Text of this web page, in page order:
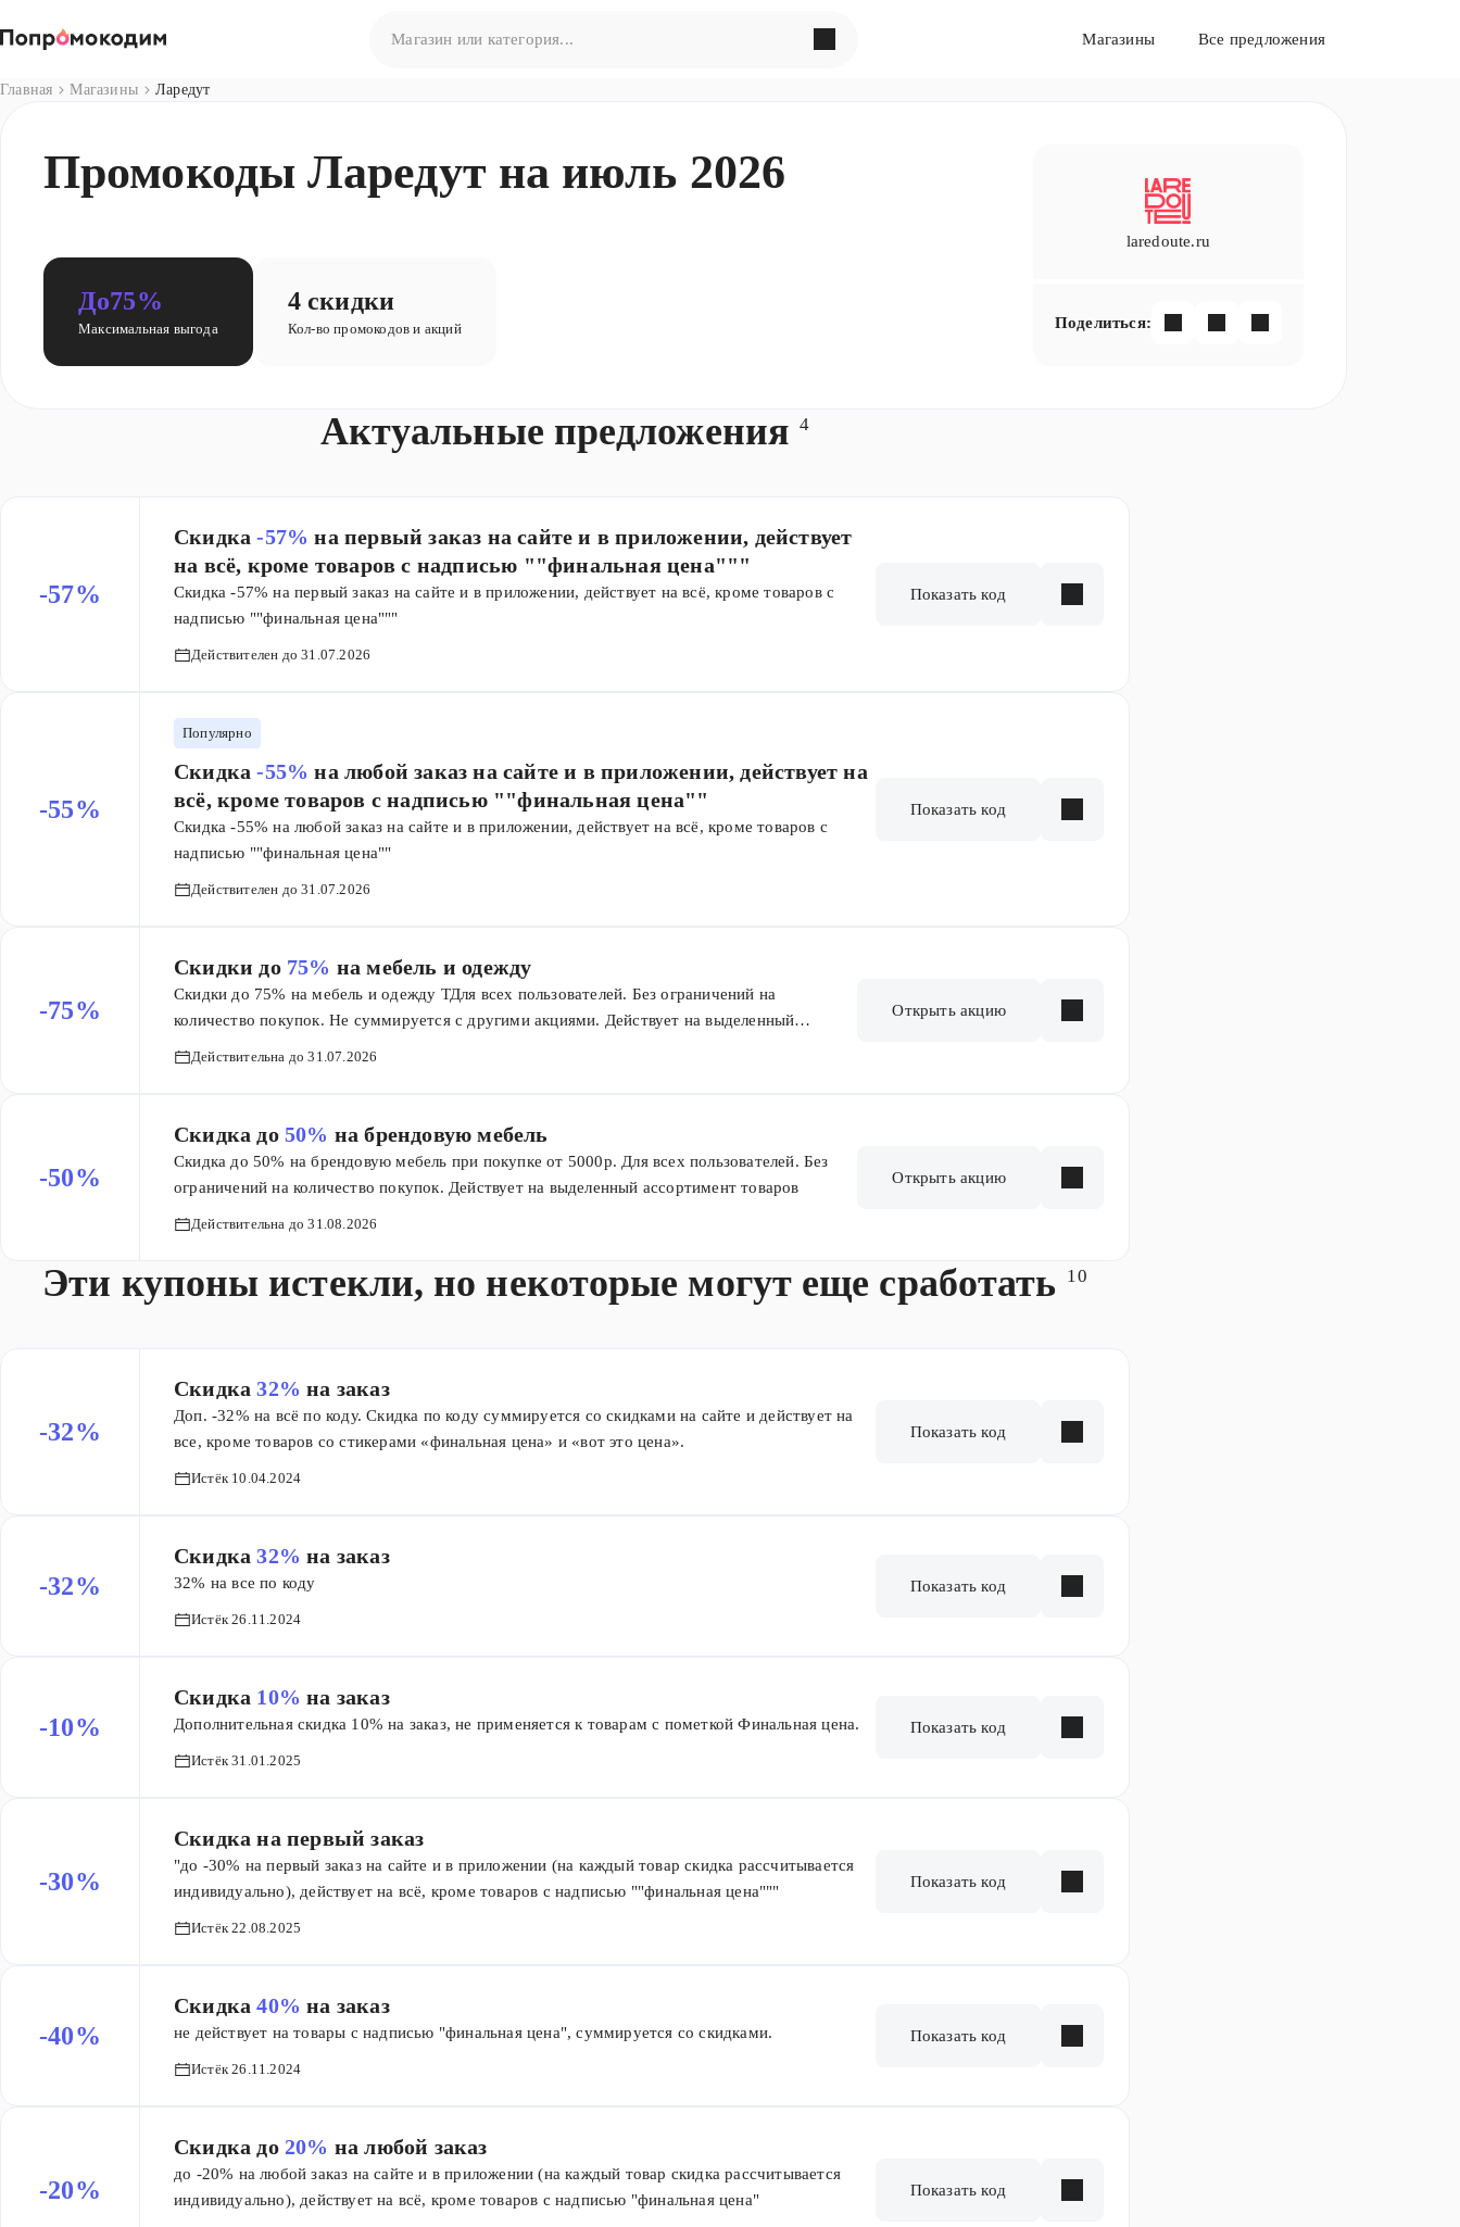
Попробуйте сформулировать запрос по-другому
Магазины Все предложения
Главная Магазины Ларедут
Промокоды Ларедут на июль 2026
До75%
Максимальная выгода
4 скидки
Кол-во промокодов и акций
laredoute.ru
Поделиться:
Актуальные предложения 4
-57%
Скидка-57%на первый заказ на сайте и в приложении, действует
на всё, кроме товаров с надписью ""финальная цена"""
Скидка -57% на первый заказ на сайте и в приложении, действует на всё, кроме товаров с
надписью ""финальная цена"""
Действителен до 31.07.2026
Показать код
-55%
Популярно
Скидка-55%на любой заказ на сайте и в приложении, действует на
всё, кроме товаров с надписью ""финальная цена""
Скидка -55% на любой заказ на сайте и в приложении, действует на всё, кроме товаров с
надписью ""финальная цена""
Действителен до 31.07.2026
Показать код
-75%
Скидки до75% на мебель и одежду
Скидки до 75% на мебель и одежду ТДля всех пользователей. Без ограничений на
количество покупок. Не суммируется с другими акциями. Действует на выделенный
Действительна до 31.07.2026
Открыть акцию
-50%
Скидка до50% на брендовую мебель
Скидка до 50% на брендовую мебель при покупке от 5000р. Для всех пользователей. Без
ограничений на количество покупок. Действует на выделенный ассортимент товаров
Действительна до 31.08.2026
Открыть акцию
Эти купоны истекли, но некоторые могут еще сработать 10
-32%
Скидка 32%на заказ
Доп. -32% на всё по коду. Скидка по коду суммируется со скидками на сайте и действует на
все, кроме товаров со стикерами «финальная цена» и «вот это цена».
Истёк 10.04.2024
Показать код
-32%
Скидка 32%на заказ
32% на все по коду
Истёк 26.11.2024
Показать код
-10%
Скидка 10%на заказ
Дополнительная скидка 10% на заказ, не применяется к товарам с пометкой Финальная цена.
Истёк 31.01.2025
Показать код
-30%
Скидка на первый заказ
"до -30% на первый заказ на сайте и в приложении (на каждый товар скидка рассчитывается
индивидуально), действует на всё, кроме товаров с надписью ""финальная цена"""
Истёк 22.08.2025
Показать код
-40%
Скидка 40%на заказ
не действует на товары с надписью "финальная цена", суммируется со скидками.
Истёк 26.11.2024
Показать код
-20%
Скидка до20% на любой заказ
до -20% на любой заказ на сайте и в приложении (на каждый товар скидка рассчитывается
индивидуально), действует на всё, кроме товаров с надписью "финальная цена"
Показать код